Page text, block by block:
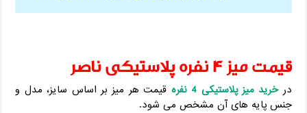
قیمت میز 4 نفره پلاستیکی ناصر
درخرید میز پلاستیکی 4 نفره
قیمت هر میز بر اساس سایز، مدل و
جنس پایه های آن مشخص می شود.